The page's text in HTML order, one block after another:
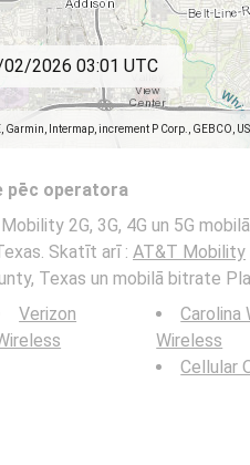
Garmin, Intermap, increment P Corp., GEBCO,
2026 03:01 UTC
pēc operatora
2G, 3G, 4G un 5G
Skatīt arī : AT&T Mobility
Texas un mobilā bitrate
Verizon
Carolina
Wireless
Cellular